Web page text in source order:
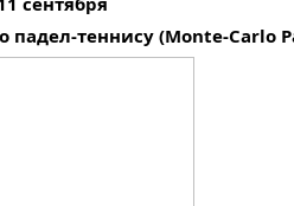
теннису (Monte-Carlo